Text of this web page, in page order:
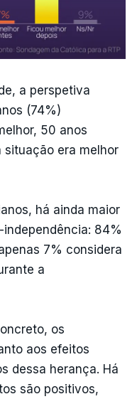
a perspetiva
(74%)
50 anos
situação era melhor
há ainda maior
84%
7% considera
a
os
aos efeitos
dessa herança. Há
são positivos,